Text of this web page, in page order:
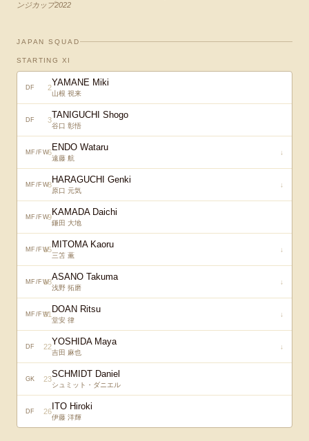
ンジカップ2022
JAPAN SQUAD
STARTING XI
DF 2YAMANE Miki
山根 視来
DF 3TANIGUCHI Shogo
谷口 彰悟
MF/FW6ENDO Wataru
遠藤 航
↓
MF/FW8HARAGUCHI Genki
原口 元気
↓
MF/FW9KAMADA Daichi
鎌田 大地
MF/FW
15MITOMA Kaoru
三笘 薫
↓
MF/FW
18ASANO Takuma
浅野 拓磨
↓
MF/FW
21 DOAN Ritsu
堂安 律
↓
DF 22YOSHIDA Maya
吉田 麻也
↓
GK 23SCHMIDT Daniel
シュミット・ダニエル
DF 26 ITO Hiroki
伊藤 洋輝